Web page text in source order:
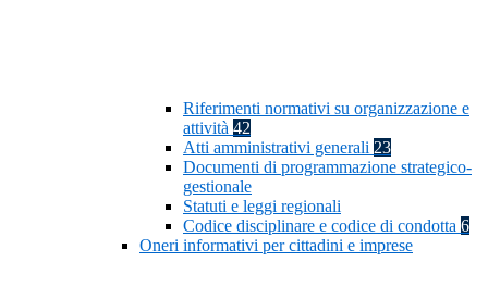
Riferimenti normativi su organizzazione e
attività 42
Atti amministrativi generali 23
Documenti di programmazione strategico-
gestionale
Statuti e leggi regionali
Codice disciplinare e codice di condotta 6
Oneri informativi per cittadini e imprese